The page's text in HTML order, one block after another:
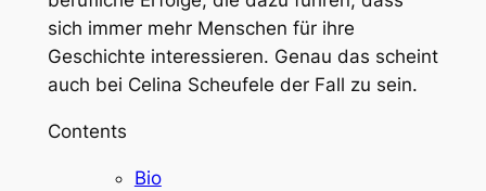
sich immer mehr Menschen für ihre
Geschichte interessieren. Genau das scheint
auch bei Celina Scheufele der Fall zu sein.
Contents
Bio